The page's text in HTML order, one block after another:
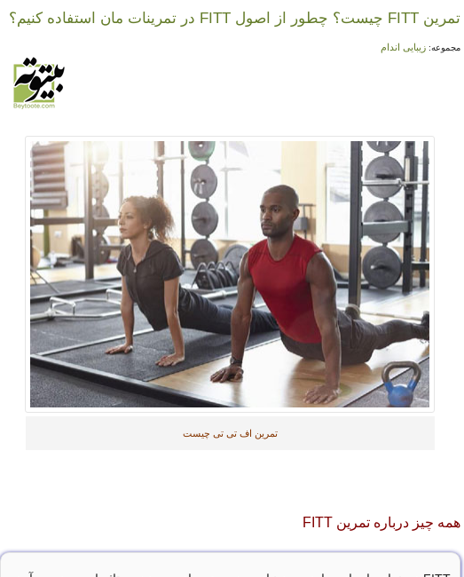
تمرین FITT چیست؟ چطور از اصول FITT در تمرینات مان استفاده کنیم؟
مجموعه:زیبایی اندام
تمرین اف تی تی چیست
همه چیز درباره تمرین FITT